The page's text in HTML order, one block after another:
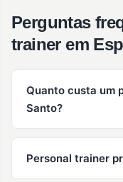
Perguntas
trainer em
Quanto custa um
Santo?
Personal trainer